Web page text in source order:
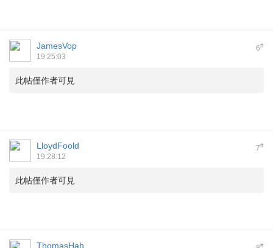
6#
JamesVop
19:25:03
此帖僅作者可見
7#
LloydFoold
19:28:12
此帖僅作者可見
#
ThomasHah